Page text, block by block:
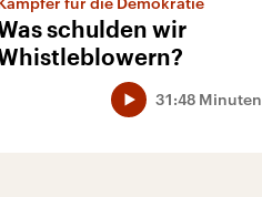
schulden wir
31:48 Minuten